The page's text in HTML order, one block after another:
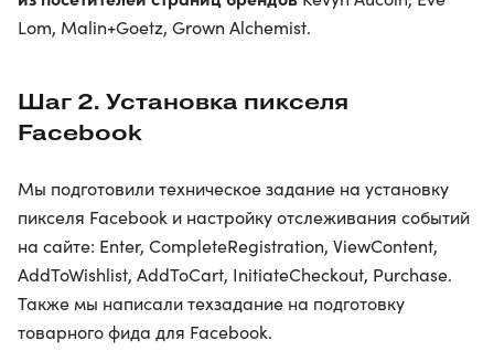
Lom, Malin+Goetz, Grown Alchemist.
Шаг 2. Установка пикселя
Facebook
Мы подготовили техническое задание на установку
пикселя Facebook и настройку отслеживания событий
на сайте: Enter, CompleteRegistration, ViewContent,
AddToWishlist, AddToCart, InitiateCheckout, Purchase.
Также мы написали техзадание на подготовку
товарного фида для Facebook.